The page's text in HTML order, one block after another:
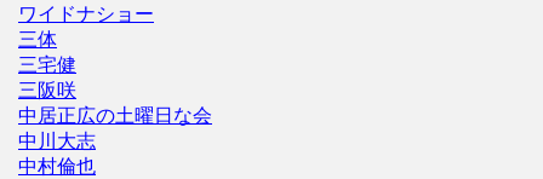
ワイドナショー
三体
三宅健
三阪咲
中居正広の土曜日な会
中川大志
中村倫也